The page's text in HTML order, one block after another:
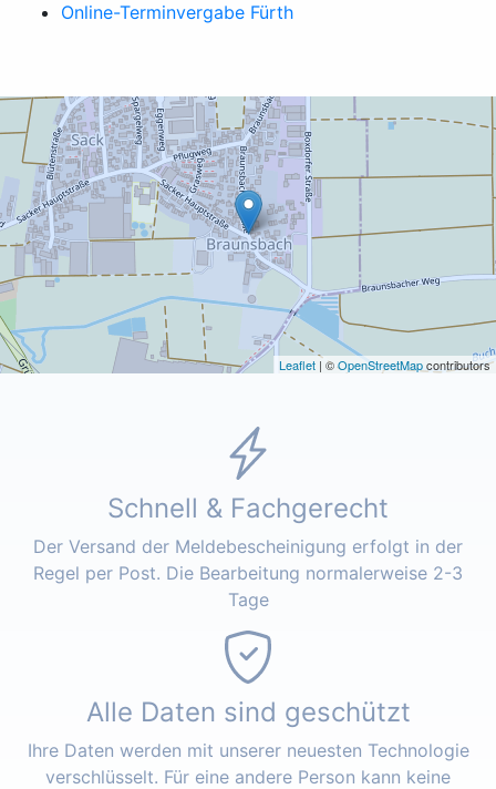
Online-Terminvergabe Fürth
Leaflet | ©OpenStreetMapcontributors
Schnell & Fachgerecht
Der Versand der Meldebescheinigung erfolgt in der
Regel per Post. Die Bearbeitung normalerweise 2-3
Tage
Alle Daten sind geschützt
Ihre Daten werden mit unserer neuesten Technologie
verschlüsselt. Für eine andere Person kann keine